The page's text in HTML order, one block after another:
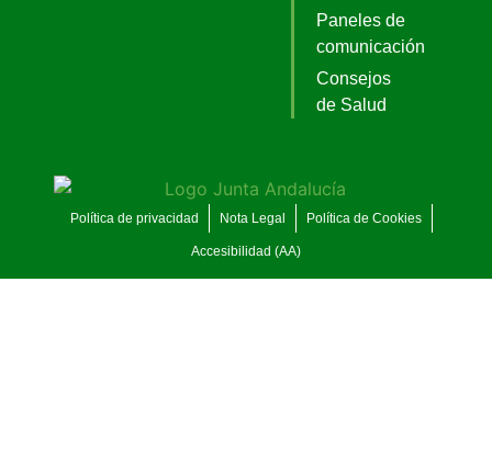
Paneles de
comunicación
Consejos
de Salud
Política de privacidad Nota Legal Política de Cookies
Accesibilidad (AA)